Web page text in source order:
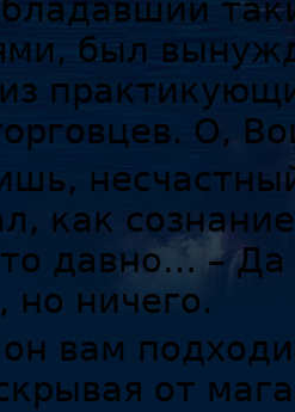
был
О,
как
давно… –
но ничего.
вам
от